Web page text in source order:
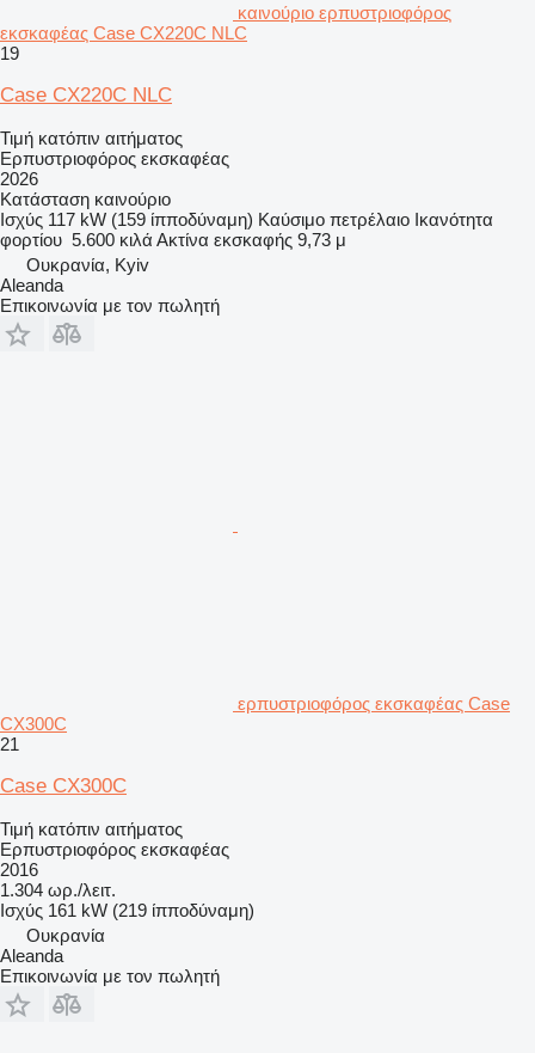
καινούριο ερπυστριοφόρος
εκσκαφέας Case CX220C NLC
19
Case CX220C NLC
Τιμή κατόπιν αιτήματος
Ερπυστριοφόρος εκσκαφέας
2026
Κατάσταση καινούριο
Ισχύς 117 kW (159 ίπποδύναμη) Καύσιμο πετρέλαιο Ικανότητα
φορτίου 5.600 κιλά Ακτίνα εκσκαφής 9,73 μ
Ουκρανία, Kyiv
Aleanda
Επικοινωνία με τον πωλητή
ερπυστριοφόρος εκσκαφέας Case
CX300C
21
Case CX300C
Τιμή κατόπιν αιτήματος
Ερπυστριοφόρος εκσκαφέας
2016
1.304 ωρ./λειτ.
Ισχύς 161 kW (219 ίπποδύναμη)
Ουκρανία
Aleanda
Επικοινωνία με τον πωλητή